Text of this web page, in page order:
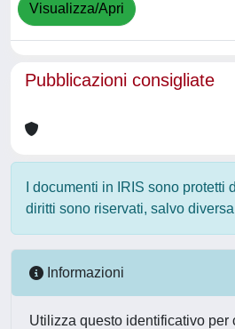
Visualizza/Apri
Pubblicazioni consigliate
I documenti in IRIS sono protetti
diritti sono riservati, salvo
Informazioni
Utilizza questo identificativo per